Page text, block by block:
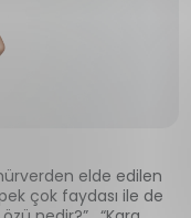
elde edilen
çok faydası ile de